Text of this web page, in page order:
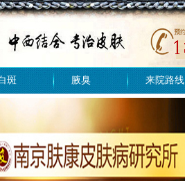
斑 腋臭 来院路线